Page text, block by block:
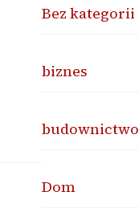
Bez kategorii
biznes
budownictwo
Dom